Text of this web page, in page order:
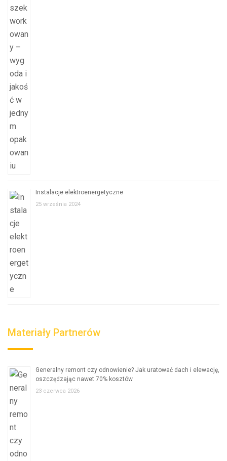
Instalacje elektroenergetyczne
25 września 2024
Materiały Partnerów
Generalny remont czy odnowienie? Jak uratować dach i elewację,
oszczędzając nawet 70% kosztów
23 czerwca 2026